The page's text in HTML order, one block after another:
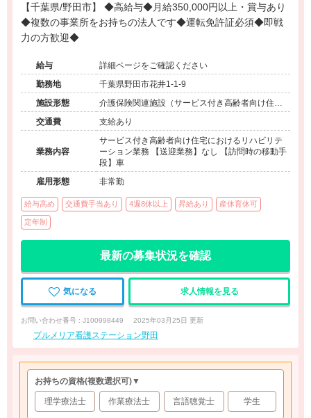
【千葉県/野田市】 ◆高給与◆月給350,000円以上・賞与あり
◆複数の事業所をお持ちの法人です◆運転免許証必須◆即戦
力の方歓迎◆
給与
詳細ページをご確認ください
勤務地
千葉県野田市花井1-1-9
施設形態
介護保険関連施設（サービス付き高齢者向け住宅/
訪問看護・リハ）
交通費 支給あり
業務内容
サービス付き高齢者向け住宅におけるリハビリテ
ーション業務 【送迎業務】なし 【訪問時の移動手
段】車
雇用形態
非常勤
給与高め 交通費手当あり 4週8休以上 昇給あり 産休育休可
定年制
最新の募集状況を確認
気になる 求人情報を見る
お問い合わせ番号 : J100998449 2025年03月25日 更新
プルメリア看護ステーション野田
お持ちの資格(複数選択可)▼
理学療法士 作業療法士 言語聴覚士 学生